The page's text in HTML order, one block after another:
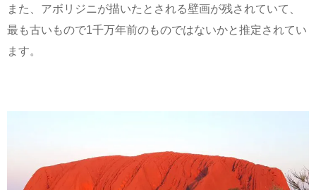
また、アボリジニが描いたとされる壁画が残されていて、
最も古いもので1千万年前のものではないかと推定されてい
ます。